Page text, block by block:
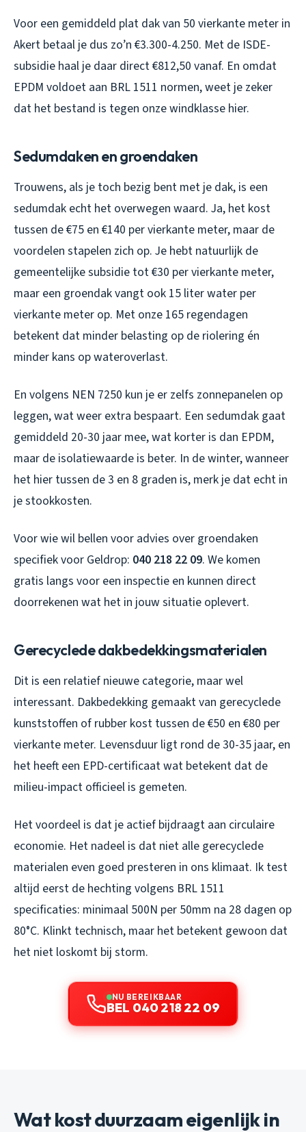
Voor een gemiddeld plat dak van 50 vierkante meter in
Akert betaal je dus zo’n €3.300-4.250. Met de ISDE-
subsidie haal je daar direct €812,50 vanaf. En omdat
EPDM voldoet aan BRL 1511 normen, weet je zeker
dat het bestand is tegen onze windklasse hier.
Sedumdaken en groendaken
Trouwens, als je toch bezig bent met je dak, is een
sedumdak echt het overwegen waard. Ja, het kost
tussen de €75 en €140 per vierkante meter, maar de
voordelen stapelen zich op. Je hebt natuurlijk de
gemeentelijke subsidie tot €30 per vierkante meter,
maar een groendak vangt ook 15 liter water per
vierkante meter op. Met onze 165 regendagen
betekent dat minder belasting op de riolering én
minder kans op wateroverlast.
En volgens NEN 7250 kun je er zelfs zonnepanelen op
leggen, wat weer extra bespaart. Een sedumdak gaat
gemiddeld 20-30 jaar mee, wat korter is dan EPDM,
maar de isolatiewaarde is beter. In de winter, wanneer
het hier tussen de 3 en 8 graden is, merk je dat echt in
je stookkosten.
Voor wie wil bellen voor advies over groendaken
specifiek voor Geldrop: 040 218 22 09. We komen
gratis langs voor een inspectie en kunnen direct
doorrekenen wat het in jouw situatie oplevert.
Gerecyclede dakbedekkingsmaterialen
Dit is een relatief nieuwe categorie, maar wel
interessant. Dakbedekking gemaakt van gerecyclede
kunststoffen of rubber kost tussen de €50 en €80 per
vierkante meter. Levensduur ligt rond de 30-35 jaar, en
het heeft een EPD-certificaat wat betekent dat de
milieu-impact officieel is gemeten.
Het voordeel is dat je actief bijdraagt aan circulaire
economie. Het nadeel is dat niet alle gerecyclede
materialen even goed presteren in ons klimaat. Ik test
altijd eerst de hechting volgens BRL 1511
specificaties: minimaal 500N per 50mm na 28 dagen op
80°C. Klinkt technisch, maar het betekent gewoon dat
het niet loskomt bij storm.
NU BEREIKBAAR
BEL 040 218 22 09
Wat kost duurzaam eigenlijk in